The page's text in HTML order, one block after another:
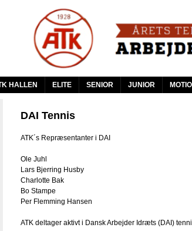
to
main
content
HALLEN ELITE SENIOR JUNIOR
DAI Tennis
ATK´s Repræsentanter i DAI
Ole Juhl
Lars Bjerring Husby
Charlotte Bak
Bo Stampe
Per Flemming Hansen
ATK deltager aktivt i Dansk Arbejder Idræts (DAI)